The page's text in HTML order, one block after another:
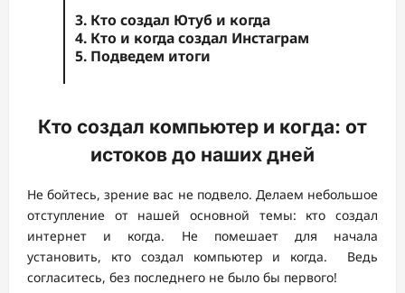
3. Кто создал Ютуб и когда
4. Кто и когда создал Инстаграм
5. Подведем итоги
Кто создал компьютер и когда: от
истоков до наших дней
Не бойтесь, зрение вас не подвело. Делаем небольшое
отступление от нашей основной темы: кто создал
интернет и когда. Не помешает для начала
установить, кто создал компьютер и когда. Ведь
согласитесь, без последнего не было бы первого!